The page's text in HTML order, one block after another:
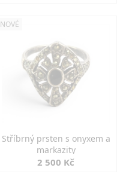
NOVÉ
Stříbrný prsten s onyxem a
markazity
2 500 Kč